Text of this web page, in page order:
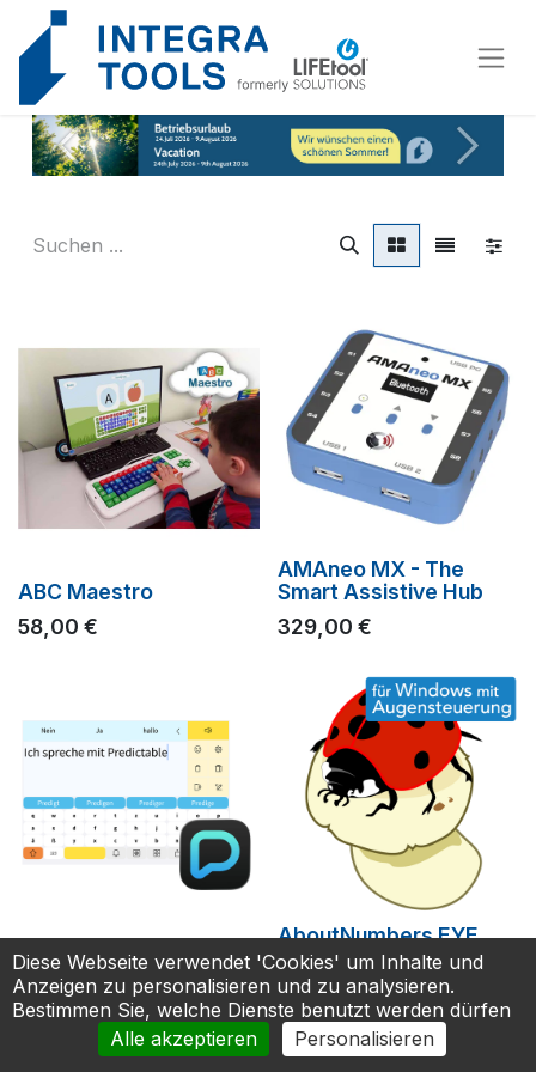
Vorherige Weiter
ABC Maestro
58,00 €
AMAneo MX - The
Smart Assistive Hub
329,00 €
APP: Predictable
249,99€
AboutNumbers EYE
Windows-App
190,00€
Cookie-Einstellungen
Diese Webseite verwendet 'Cookies' um Inhalte und
Anzeigen zu personalisieren und zu analysieren.
Bestimmen Sie, welche Dienste benutzt werden dürfen
Alle akzeptieren
Personalisieren